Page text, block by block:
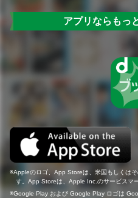
アプリならもっ
Appleのロゴ、App Storeは、米国もしくは
す。App Storeは、Apple Inc.のサービスマー
Google Play および Google Play ロゴは